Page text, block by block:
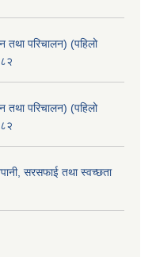
तथा परिचालन) (पहिलो
तथा परिचालन) (पहिलो
सरसफाई तथा स्वच्छता